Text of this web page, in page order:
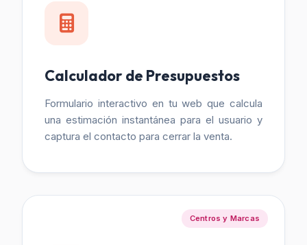
Calculador de Presupuestos
Formulario interactivo en tu web que calcula
una estimación instantánea para el usuario y
captura el contacto para cerrar la venta.
Centros y Marcas